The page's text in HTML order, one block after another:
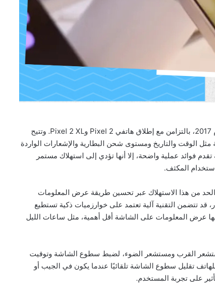
وكانت غوغل قد طرحت خاصية “الشاشة الدائمة” لأول مرة عام 2017، بالتزامن مع إطلاق هاتفي Pixel 2 وPixel 2 XL. وتتيح
الوقت والتاريخ ومستوى شحن البطارية والإشعارات الواردة
فوائد عملية واضحة، إلا أنها تؤدي إلى استهلاك مستمر
المكثف.
الحد من هذا الاستهلاك عبر تحسين طريقة عرض المعلومات
تتضمن التقنية آلية تعتمد على خوارزميات ذكية تستطيع
عرض المعلومات على الشاشة أقل أهمية، مثل ساعات الليل
القرب ومستشعر الضوء، لضبط سطوع الشاشة وتوقيت
تقليل سطوع الشاشة تلقائيًا عندما يكون في الجيب أو
على تجربة المستخدم.